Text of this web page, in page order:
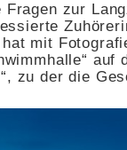
zur
mit
auf
zu der die